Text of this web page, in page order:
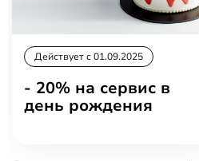
Действует c 01.09.2025
- 20% на сервис в
день рождения